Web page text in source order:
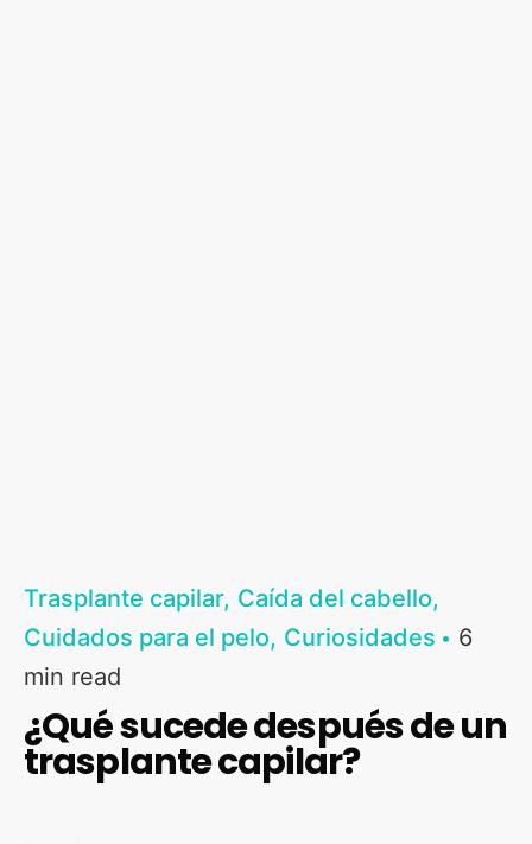
Trasplante capilar Caída del cabello
Cuidados para el pelo Curiosidades
6
min read
¿Qué sucede después de un
trasplante capilar?